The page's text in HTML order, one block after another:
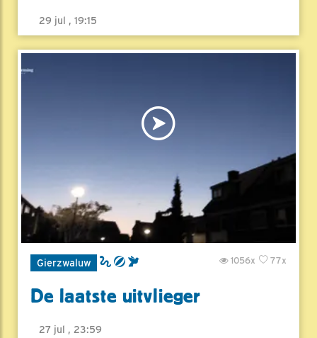
29 jul , 19:15
Gierzwaluw 77x
1056x
De laatste uitvlieger
27 jul , 23:59